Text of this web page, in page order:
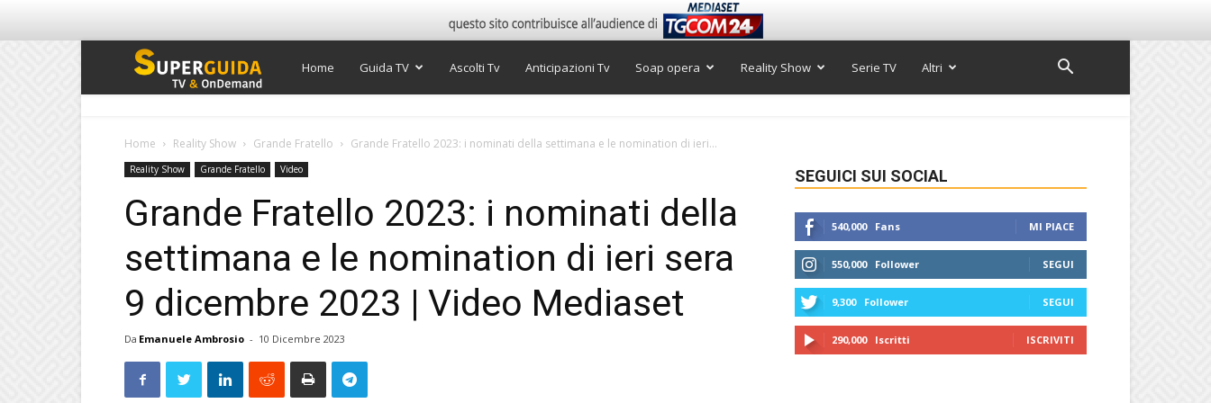
Super
TV
Home Guida TV Ascolti Tv Anticipazioni Tv Soap opera Reality Show Serie TV Altri
Home Reality Show Grande Fratello Grande Fratello 2023: i nominati della settimana e le nomination di ieri...
Reality Show Grande Fratello Video
Grande Fratello 2023: i nominati della
settimana e le nomination di ieri sera
9 dicembre 2023 | Video Mediaset
Da Emanuele Ambrosio - 10 Dicembre 2023
SEGUICI SUI SOCIAL
540,000 Fans MI PIACE
550,000 Follower SEGUI
9,300 Follower SEGUI
290,000 Iscritti ISCRIVITI